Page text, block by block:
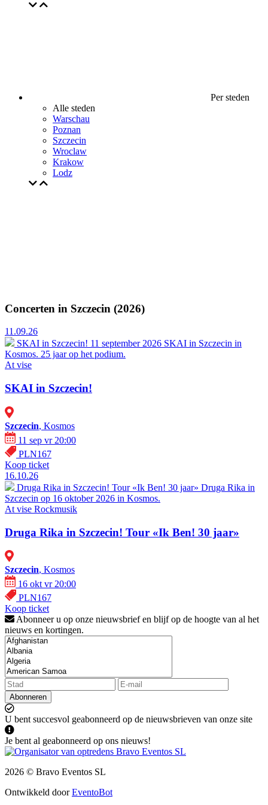
Per steden
Alle steden
Warschau
Poznan
Szczecin
Wroclaw
Krakow
Lodz
Concerten in Szczecin (2026)
11.09.26
SKAI in Szczecin! 11 september 2026 SKAI in Szczecin in
Kosmos. 25 jaar op het podium.
At vise
SKAI in Szczecin!
Szczecin, Kosmos
11 sep vr 20:00
PLN167
Koop ticket
16.10.26
Druga Rika in Szczecin! Tour «Ik Ben! 30 jaar» Druga Rika in
Szczecin op 16 oktober 2026 in Kosmos.
At vise Rockmusik
Druga Rika in Szczecin! Tour «Ik Ben! 30 jaar»
Szczecin, Kosmos
16 okt vr 20:00
PLN167
Koop ticket
Abonneer u op onze nieuwsbrief en blijf op de hoogte van al het
nieuws en kortingen.
Abonneren
U bent succesvol geabonneerd op de nieuwsbrieven van onze site
Je bent al geabonneerd op ons nieuws!
2026 © Bravo Eventos SL
Ontwikkeld doorEventoBot